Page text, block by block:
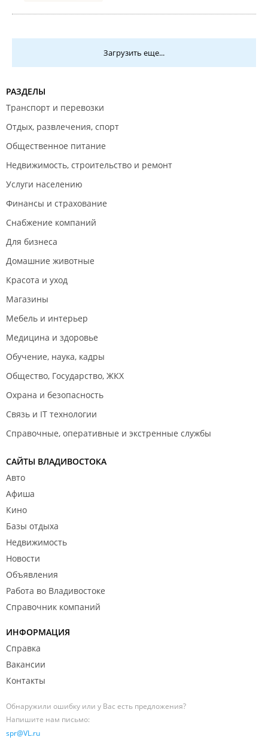
Загрузить еще...
РАЗДЕЛЫ
Транспорт и перевозки
Отдых, развлечения, спорт
Общественное питание
Недвижимость, строительство и ремонт
Услуги населению
Финансы и страхование
Снабжение компаний
Для бизнеса
Домашние животные
Красота и уход
Магазины
Мебель и интерьер
Медицина и здоровье
Обучение, наука, кадры
Общество, Государство, ЖКХ
Охрана и безопасность
Связь и IT технологии
Справочные, оперативные и экстренные службы
САЙТЫ ВЛАДИВОСТОКА
Авто
Афиша
Кино
Базы отдыха
Недвижимость
Новости
Объявления
Работа во Владивостоке
Справочник компаний
ИНФОРМАЦИЯ
Справка
Вакансии
Контакты
Обнаружили ошибку или у Вас есть предложения?
Напишите нам письмо:
spr@VL.ru